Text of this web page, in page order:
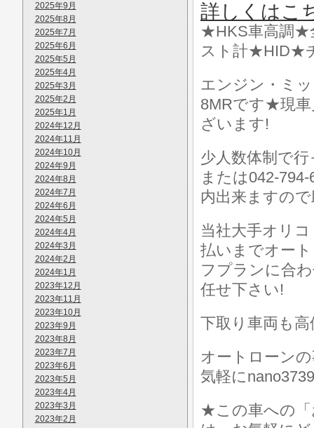
2025年9月
2025年8月
2025年7月
2025年6月
2025年5月
2025年4月
2025年3月
2025年2月
2025年1月
2024年12月
2024年11月
2024年10月
2024年9月
2024年8月
2024年7月
2024年6月
2024年5月
2024年4月
2024年3月
2024年2月
2024年1月
2023年12月
2023年11月
2023年10月
2023年9月
2023年8月
2023年7月
2023年6月
2023年5月
2023年4月
2023年3月
2023年2月
詳しくはこ
★HKS車高調★
スト計★HID★
エンジン・ミ
8MRです★現車
ざいます!
少人数体制で
または042-
内出来ますの
当社大手オリ
払いまでオー
フプランに合
任せ下さい!
下取り車両も高
オートローン
気軽に
★この車への「